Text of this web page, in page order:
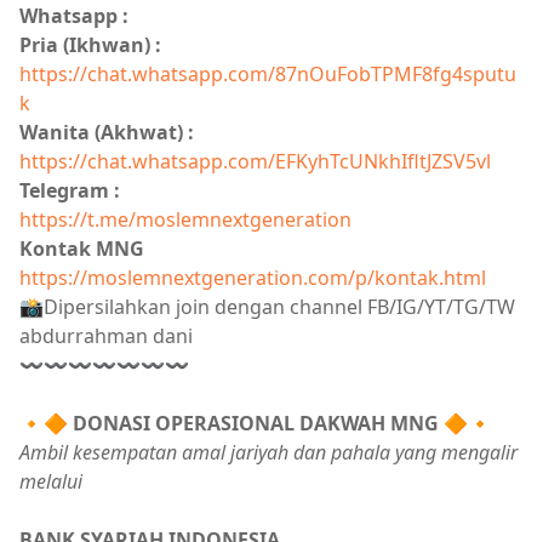
Whatsapp :
Pria (Ikhwan) :
https://chat.whatsapp.com/87nOuFobTPMF8fg4sputu
k
Wanita (Akhwat) :
https://chat.whatsapp.com/EFKyhTcUNkhIfltJZSV5vl
Telegram :
https://t.me/moslemnextgeneration
Kontak MNG
https://moslemnextgeneration.com/p/kontak.html
📸Dipersilahkan join dengan channel FB/IG/YT/TG/TW
abdurrahman dani
〰〰〰〰〰〰〰
🔸🔶 DONASI OPERASIONAL DAKWAH MNG 🔶🔸
Ambil kesempatan amal jariyah dan pahala yang mengalir
melalui